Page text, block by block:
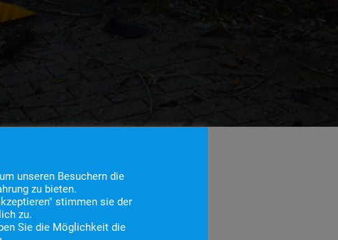
unseren Besuchern die
zu bieten.
stimmen sie der
zu.
Sie die Möglichkeit die